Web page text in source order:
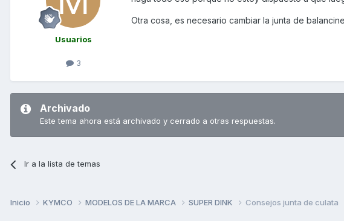
Usuarios
3
Otra cosa, es necesario cambiar la junta de
Archivado
Este tema ahora está archivado y cerrado a otras respuestas.
Ir a la lista de temas
Inicio KYMCO MODELOS DE LA MARCA SUPER DINK Consejos junta de culata